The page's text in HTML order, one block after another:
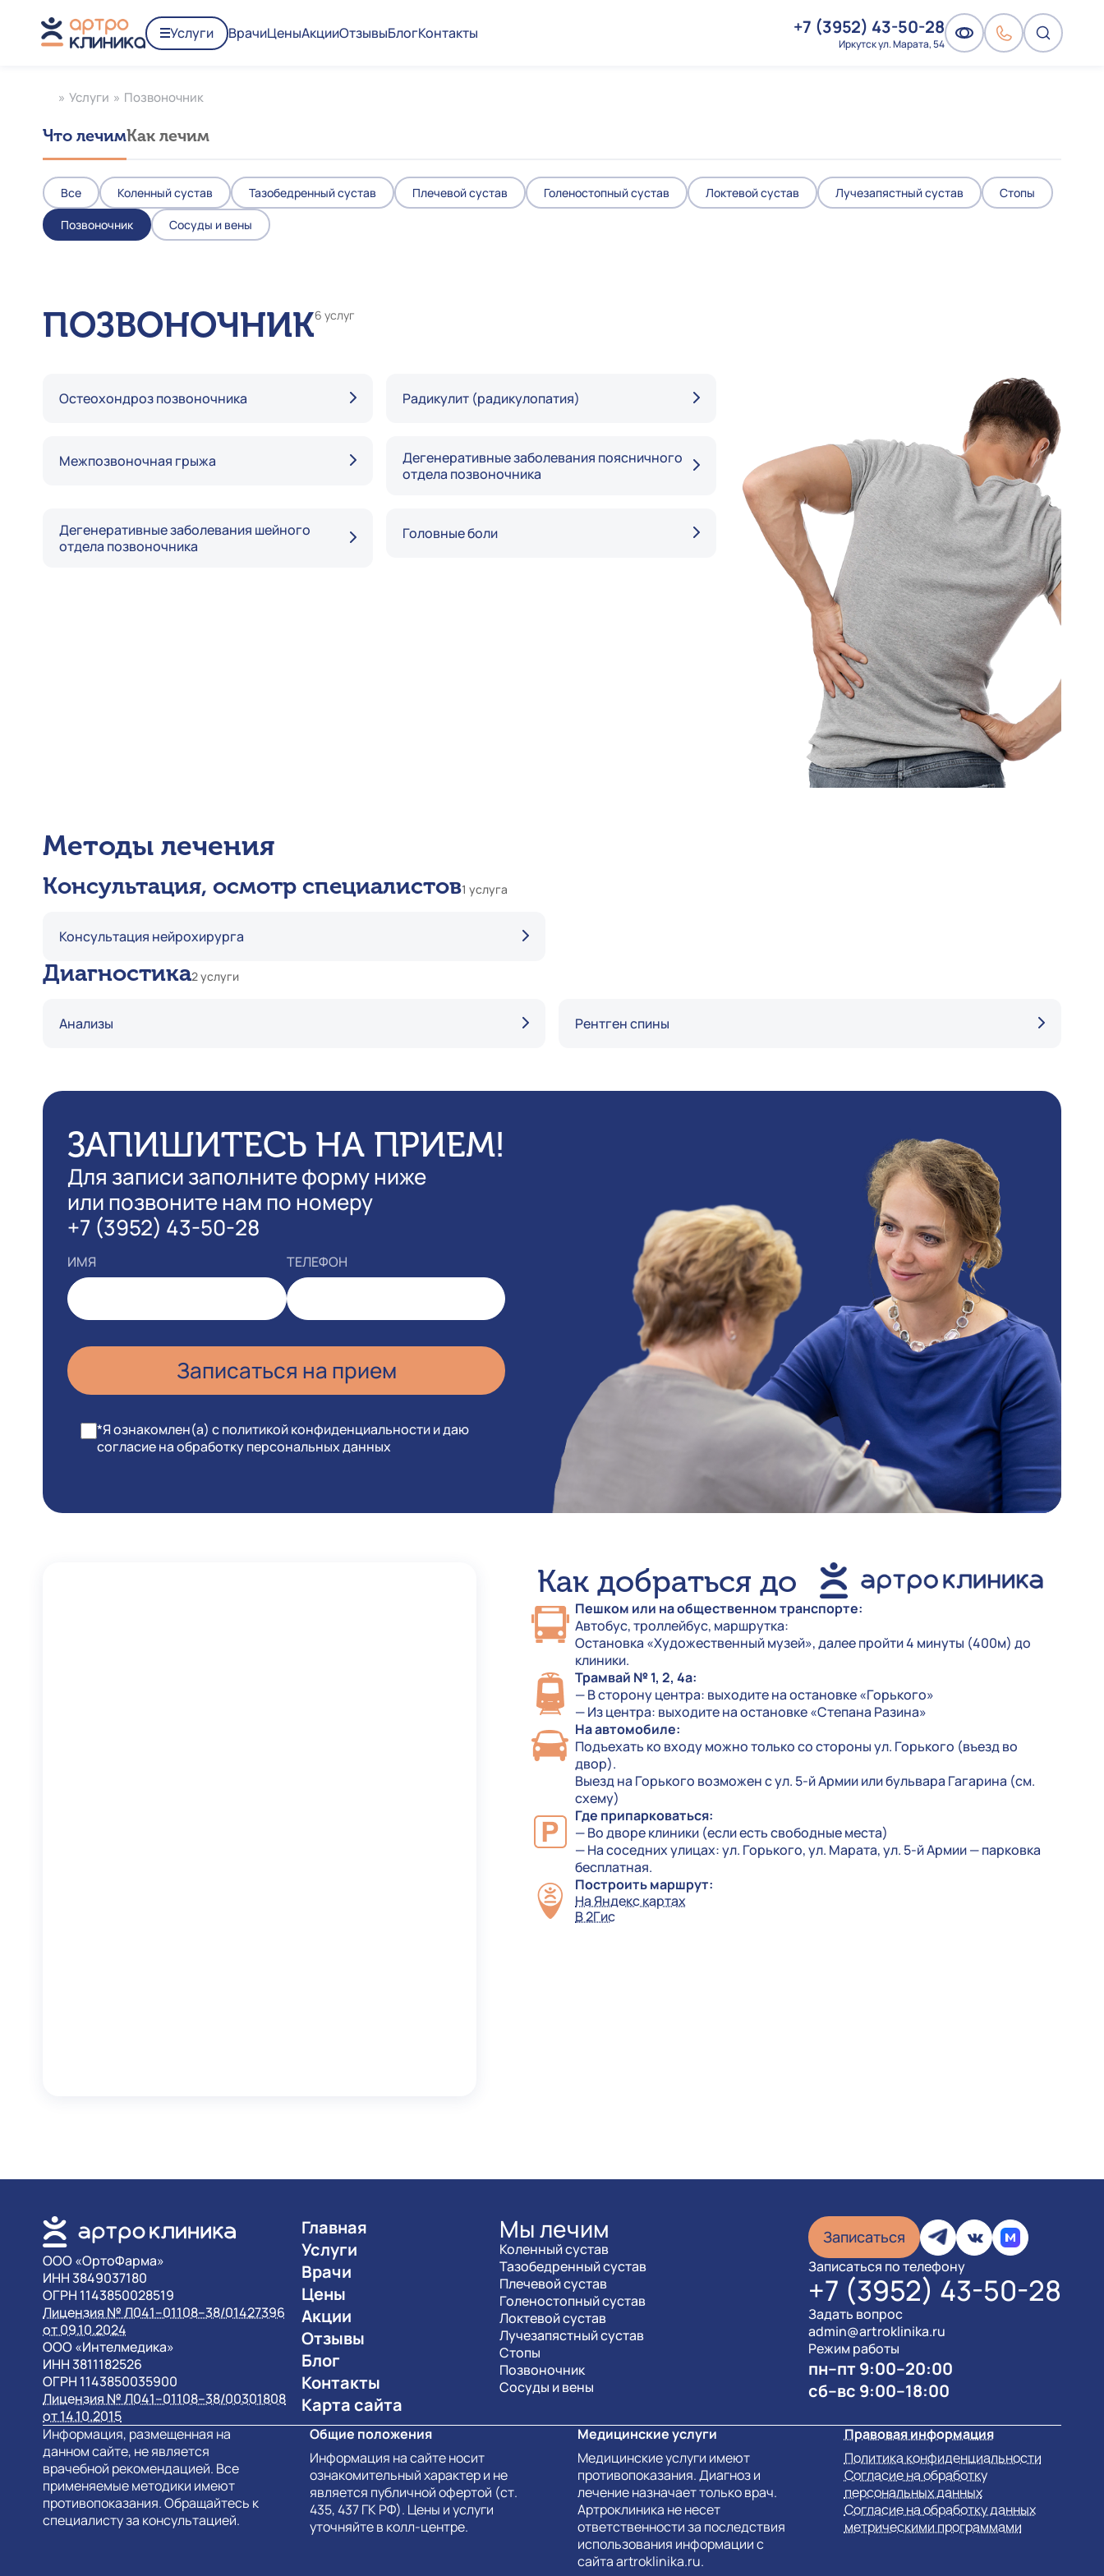
Услуги ВрачиЦеныАкцииОтзывыБлогКонтакты +7 (3952) 43-50-28
Иркутск ул. Марата, 54
» Услуги » Позвоночник
Что лечимКак лечим
Все Коленный сустав Тазобедренный сустав Плечевой сустав Голеностопный сустав Локтевой сустав Лучезапястный сустав Стопы
Позвоночник Сосуды и вены
ПОЗВОНОЧНИК6 услуг
Остеохондроз позвоночника Радикулит (радикулопатия)
Межпозвоночная грыжа
Дегенеративные заболевания поясничного
отдела позвоночника
Дегенеративные заболевания шейного
отдела позвоночника
Головные боли
Методы лечения
Консультация, осмотр специалистов1 услуга
Консультация нейрохирурга
Диагностика2 услуги
Анализы Рентген спины
ЗАПИШИТЕСЬ НА ПРИЕМ!
Для записи заполните форму ниже
или позвоните нам по номеру
+7 (3952) 43-50-28
ИМЯ ТЕЛЕФОН
*Я ознакомлен(а) с политикой конфиденциальности и даю
согласие на обработку персональных данных
Как добраться до
Пешком или на общественном транспорте:
Автобус, троллейбус, маршрутка:
Остановка «Художественный музей», далее пройти 4 минуты (400м) до
клиники.
Трамвай № 1, 2, 4а:
— В сторону центра: выходите на остановке «Горького»
— Из центра: выходите на остановке «Степана Разина»
На автомобиле:
Подъехать ко входу можно только со стороны ул. Горького (въезд во
двор).
Выезд на Горького возможен с ул. 5-й Армии или бульвара Гагарина (см.
схему)
Где припарковаться:
— Во дворе клиники (если есть свободные места)
— На соседних улицах: ул. Горького, ул. Марата, ул. 5-й Армии — парковка
бесплатная.
Построить маршрут:
На Яндекс картах
В 2Гис
OOO «ОртоФарма»
ИНН 3849037180
ОГРН 1143850028519
Лицензия № Л041–01108–38/01427396
от 09.10.2024
OOO «Интелмедика»
ИНН 3811182526
ОГРН 1143850035900
Лицензия № Л041–01108–38/00301808
от 14.10.2015
Главная
Услуги
Врачи
Цены
Акции
Отзывы
Блог
Контакты
Карта сайта
Мы лечим
Коленный сустав
Тазобедренный сустав
Плечевой сустав
Голеностопный сустав
Локтевой сустав
Лучезапястный сустав
Стопы
Позвоночник
Сосуды и вены
Записаться
Записаться по телефону
+7 (3952) 43-50-28
Задать вопрос
admin@artroklinika.ru
Режим работы
пн–пт 9:00–20:00
сб–вс 9:00–18:00
Информация, размещенная на
данном сайте, не является
врачебной рекомендацией. Все
применяемые методики имеют
противопоказания. Обращайтесь к
специалисту за консультацией.
Общие положения
Информация на сайте носит
ознакомительный характер и не
является публичной офертой (ст.
435, 437 ГК РФ). Цены и услуги
уточняйте в колл-центре.
Медицинские услуги
Медицинские услуги имеют
противопоказания. Диагноз и
лечение назначает только врач.
Артроклиника не несет
ответственности за последствия
использования информации с
сайта artroklinika.ru.
Правовая информация
Политика конфиденциальности
Согласие на обработку
персональных данных
Согласие на обработку данных
метрическими программами